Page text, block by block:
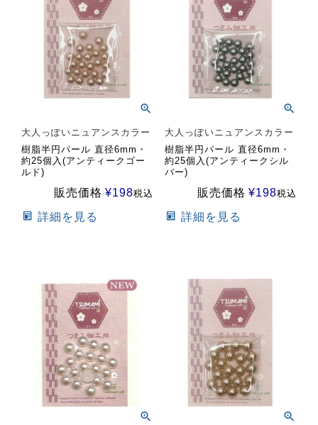
大人っぽいニュアンスカラー
樹脂半円パール 直径6mm・
約25個入(アンティークゴー
ルド)
販売価格 ¥198税込
詳細を見る
大人っぽいニュアンスカラー
樹脂半円パール 直径6mm・
約25個入(アンティークシル
バー)
販売価格 ¥198税込
詳細を見る